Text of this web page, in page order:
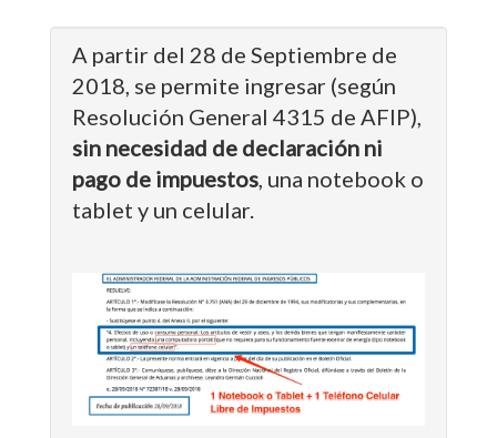
A partir del 28 de Septiembre de
2018, se permite ingresar (según
Resolución General 4315 de AFIP),
sin necesidad de declaración ni
pago de impuestos, una notebook o
tablet y un celular.